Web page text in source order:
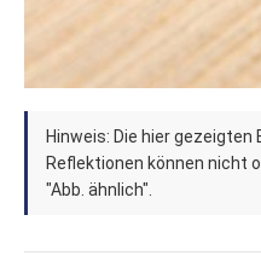
Zum
Anfang
der
Bildergalerie
springen
Hinweis: Die hier
Reflektionen können nicht
"Abb. ähnlich".